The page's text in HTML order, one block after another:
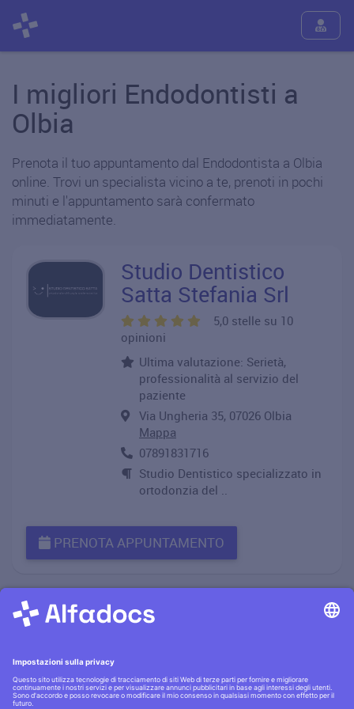
I migliori Endodontisti a
Olbia
Prenota il tuo appuntamento dal Endodontista a Olbia
online. Trovi un specialista vicino a te, prenoti in pochi
minuti e l'appuntamento sarà confermato
immediatamente.
Studio Dentistico
Satta Stefania Srl
5,0 stelle su 10
opinioni
Ultima valutazione: Serietà,
professionalità al servizio del
paziente
Via Ungheria 35, 07026 Olbia
Mappa
07891831716
Studio Dentistico specializzato in
ortodonzia del ..
PRENOTA APPUNTAMENTO
Informativa privacy·|· Condizioni generali·|·